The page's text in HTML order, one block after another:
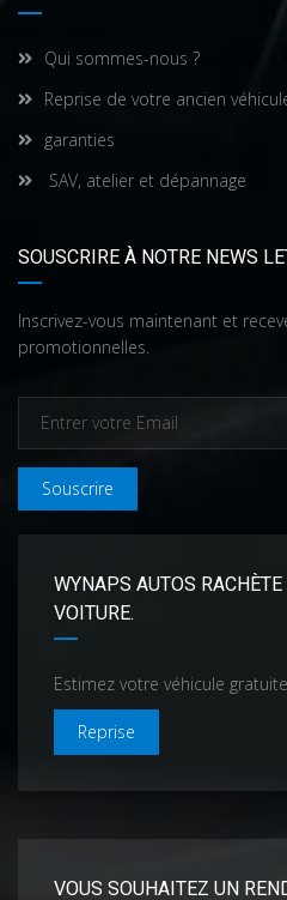
Qui sommes-nous ?
Reprise de votre ancien
garanties
SAV, atelier et dépannage
SOUSCRIRE À NOTRE NEWS
Inscrivez-vous maintenant et
promotionnelles.
Souscrire
WYNAPS AUTOS
VOITURE.
Estimez votre véhicule
Reprise
VOUS SOUHAITEZ UN